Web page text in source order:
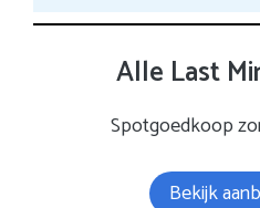
Alle Last
Spotgoedkoop
Bekijk